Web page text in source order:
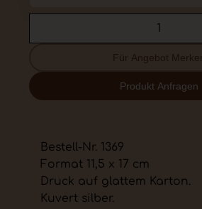
Für Angebot Merken
Produkt Anfragen
Bestell-Nr. 1369
Format 11,5 x 17 cm
Druck auf glattem Karton.
Kuvert silber.